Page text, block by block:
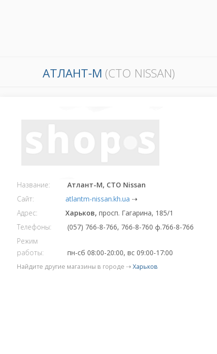
АТЛАНТ-М (СТО NISSAN)
Название:
Атлант-М, СТО Nissan
Сайт:
atlantm-nissan.kh.ua ⇢
Адрес:
Харьков, просп. Гагарина, 185/1
Телефоны:
(057) 766-8-766, 766-8-760 ф.766-8-766
Режим
работы:
пн-сб 08:00-20:00, вс 09:00-17:00
Найдите другие магазины в городе ⇢ Харьков